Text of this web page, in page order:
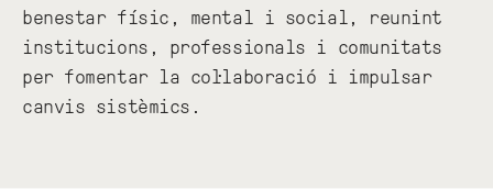
benestar físic, mental i social, reunint
institucions, professionals i comunitats
per fomentar la col·laboració i impulsar
canvis sistèmics.